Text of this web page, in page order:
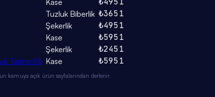
Kase
Tuzluk Biberlik ₺3651
Şekerlik ₺4951
Kase ₺5951
Şekerlik ₺2451
6'lı Kase ₺5951
kamuya açık ürün sayfalarından derlenir.